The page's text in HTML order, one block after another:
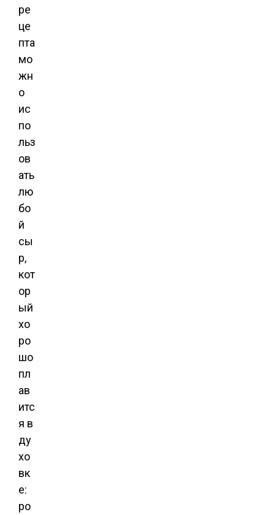
ре
це
пта
мо
жн
о
ис
по
льз
ов
ать
лю
бо
й
сы
р,
кот
ор
ый
хо
ро
шо
пл
ав
итс
я в
ду
хо
вк
е:
ро